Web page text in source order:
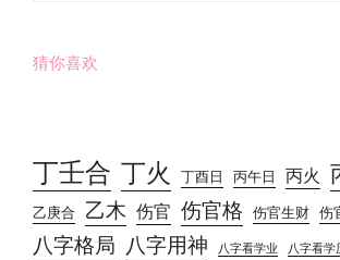
猜你喜欢
丁壬合 丁火 丁酉日 丙午日 丙火
乙庚合 乙木 伤官 伤官格 伤官生财 伤
八字格局 八字用神 八字看学业 八字看学